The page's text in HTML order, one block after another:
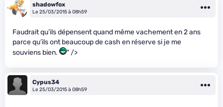
shadowfox
Le 25/03/2015 à 08h59
Faudrait qu’ils dépensent quand même vachement en 2 ans
parce qu’ils ont beaucoup de cash en réserve si je me
souviens bien.
" />
Cypus34
Le 25/03/2015 à 08h59